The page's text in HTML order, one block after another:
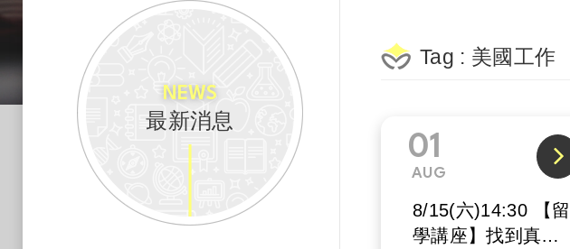
NEWS
最新消息
Tag : 美國工作
01
AUG
8/15(六)14:30 【留
學講座】找到真正